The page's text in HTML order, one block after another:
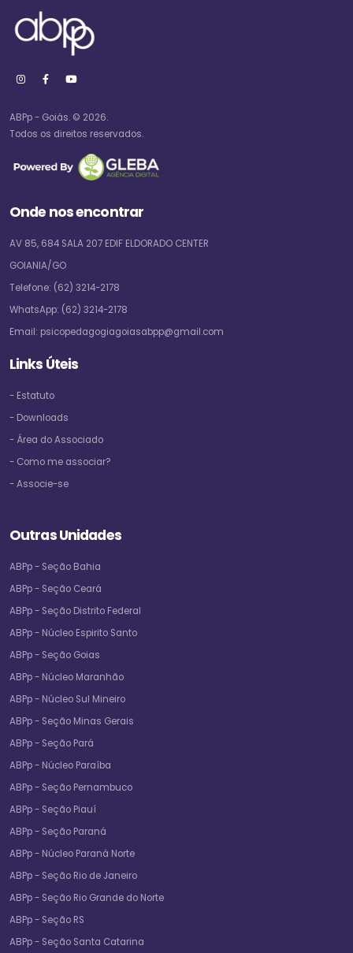
ABPp - Goiás. © 2026.
Todos os direitos reservados.
Onde nos encontrar
AV 85, 684 SALA 207 EDIF ELDORADO CENTER
GOIANIA/GO
Telefone: (62) 3214-2178
WhatsApp: (62) 3214-2178
Email: psicopedagogiagoiasabpp@gmail.com
Links Úteis
- Estatuto
- Downloads
- Área do Associado
- Como me associar?
- Associe-se
Outras Unidades
ABPp - Seção Bahia
ABPp - Seção Ceará
ABPp - Seção Distrito Federal
ABPp - Núcleo Espirito Santo
ABPp - Seção Goias
ABPp - Núcleo Maranhão
ABPp - Núcleo Sul Mineiro
ABPp - Seção Minas Gerais
ABPp - Seção Pará
ABPp - Núcleo Paraíba
ABPp - Seção Pernambuco
ABPp - Seção Piauí
ABPp - Seção Paraná
ABPp - Núcleo Paraná Norte
ABPp - Seção Rio de Janeiro
ABPp - Seção Rio Grande do Norte
ABPp - Seção RS
ABPp - Seção Santa Catarina